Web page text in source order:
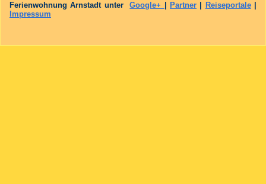
Ferienwohnung Arnstadt unterGoogle+ Partner Reiseportale|
Impressum